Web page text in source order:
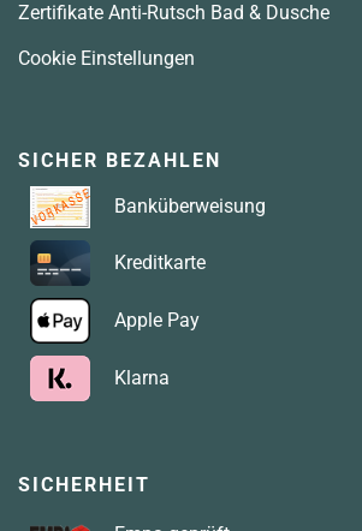
Zertifikate Anti-Rutsch Bad & Dusche
Cookie Einstellungen
SICHER BEZAHLEN
Banküberweisung
Kreditkarte
Apple Pay
Klarna
SICHERHEIT